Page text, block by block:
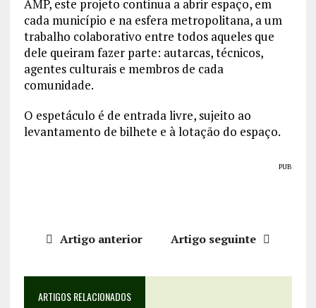
AMP, este projeto continua a abrir espaço, em
cada município e na esfera metropolitana, a um
trabalho colaborativo entre todos aqueles que
dele queiram fazer parte: autarcas, técnicos,
agentes culturais e membros de cada
comunidade.
O espetáculo é de entrada livre, sujeito ao
levantamento de bilhete e à lotação do espaço.
PUB
Artigo anterior Artigo seguinte
ARTIGOS RELACIONADOS